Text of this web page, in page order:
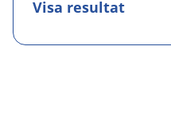
Visa resultat